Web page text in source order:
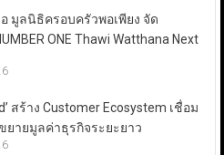
มูลนิธิครอบครัวพอเพียง จัด
ONE Thawi Watthana Next
สร้าง Customer Ecosystem เชื่อม
ายมูลค่าธุรกิจระยะยาว